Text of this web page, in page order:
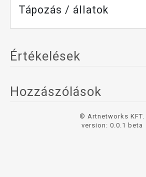
Tápozás / állatok
Értékelések
Hozzászólások
© Artnetworks KFT.
version: 0.0.1 beta